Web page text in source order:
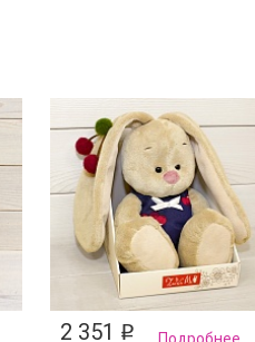
2 351 q